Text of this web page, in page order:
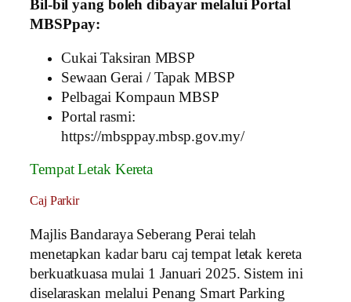
Bil-bil yang boleh dibayar melalui Portal
MBSPpay:
Cukai Taksiran MBSP
Sewaan Gerai / Tapak MBSP
Pelbagai Kompaun MBSP
Portal rasmi:
https://mbsppay.mbsp.gov.my/
Tempat Letak Kereta
Caj Parkir
Majlis Bandaraya Seberang Perai telah
menetapkan kadar baru caj tempat letak kereta
berkuatkuasa mulai 1 Januari 2025. Sistem ini
diselaraskan melalui Penang Smart Parking